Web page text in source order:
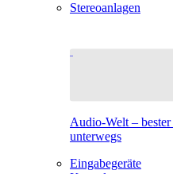
Stereoanlagen
Audio-Welt –
unterwegs
Eingabegeräte